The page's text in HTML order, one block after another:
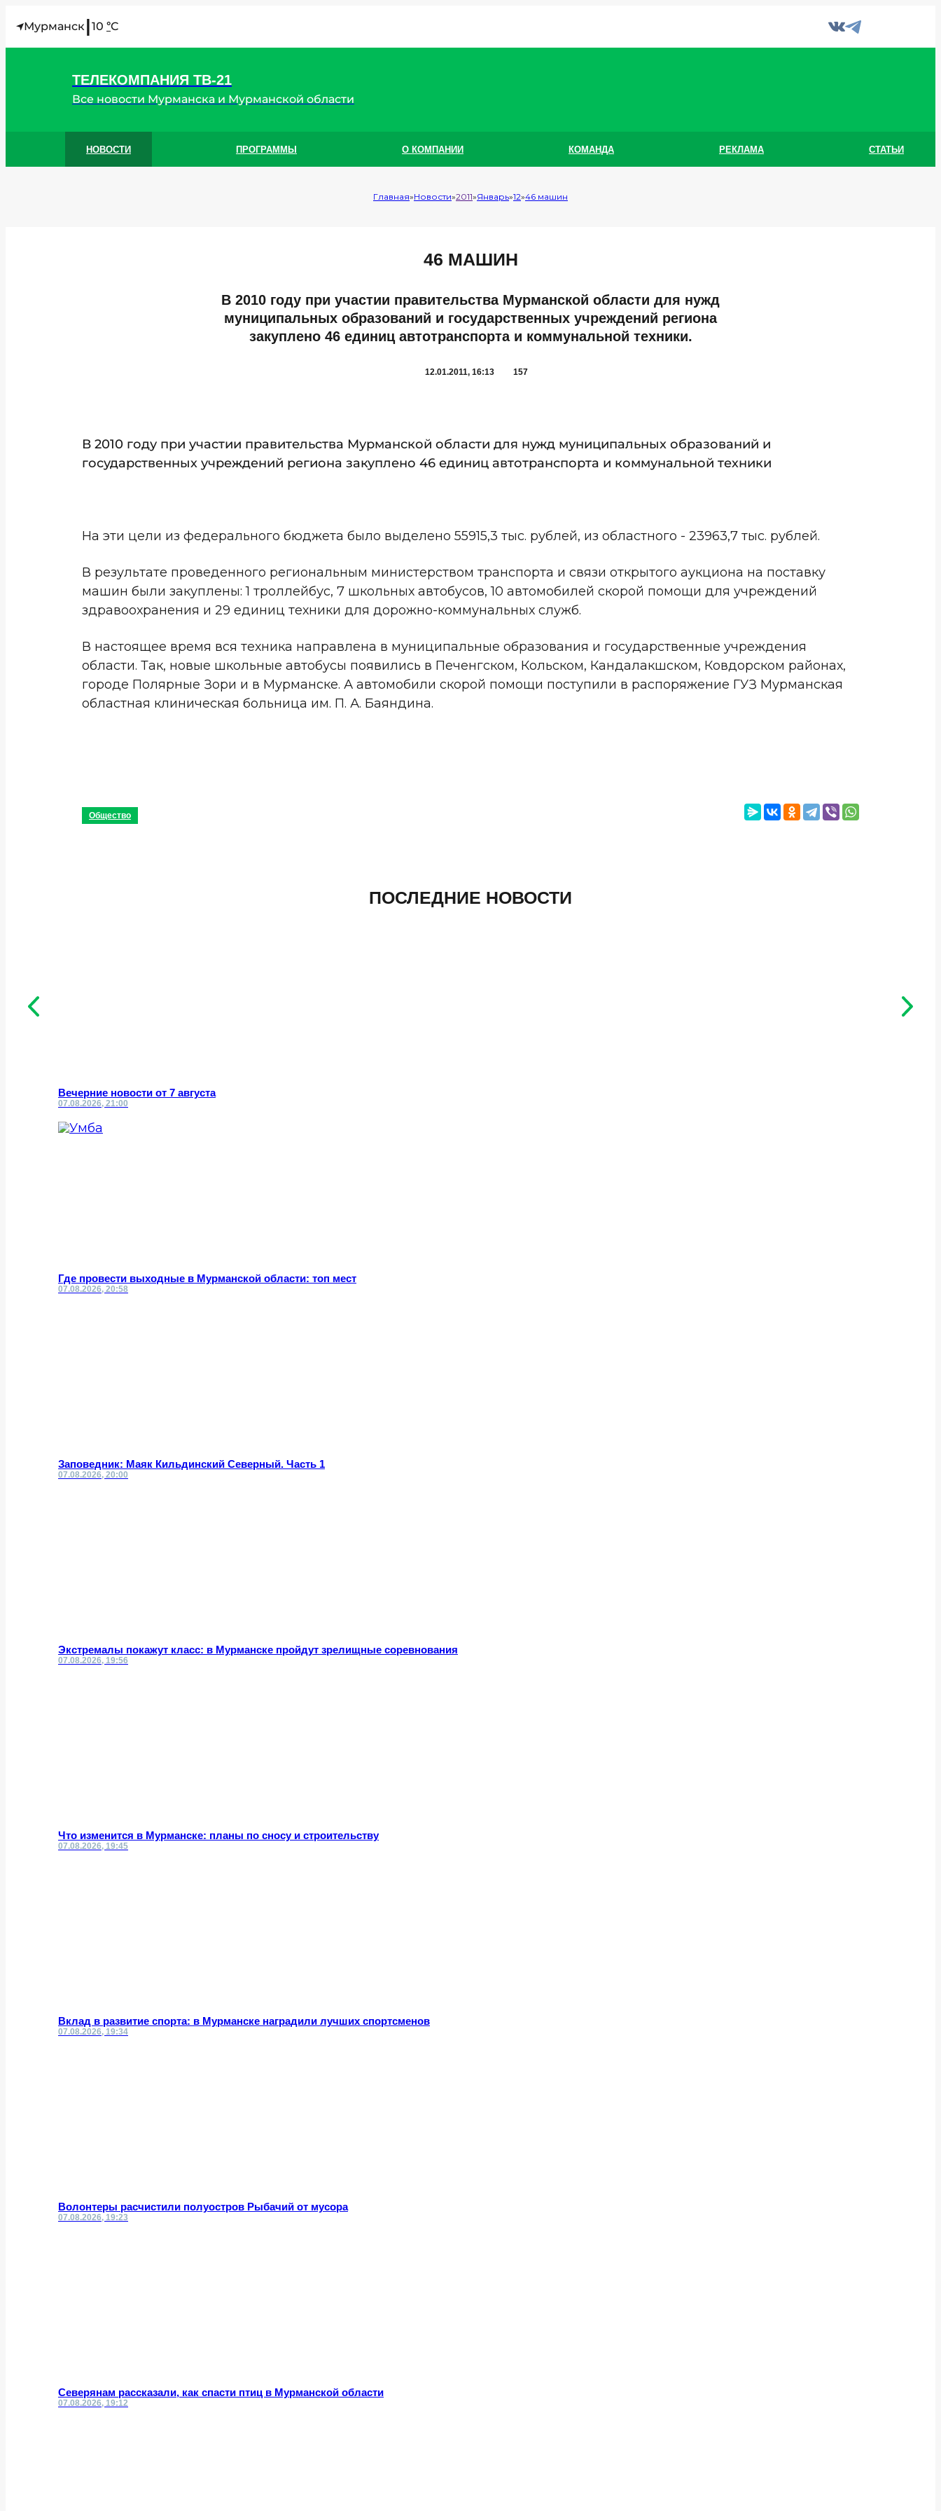
МурманскI10 °C
ТЕЛЕКОМПАНИЯ ТВ-21
Все новости Мурманска и Мурманской области
НОВОСТИ ПРОГРАММЫ О КОМПАНИИ КОМАНДА РЕКЛАМА СТАТЬИ
Главная Новости 2011 Январь 12 46 машин
46 МАШИН
В 2010 году при участии правительства Мурманской области для нужд
муниципальных образований и государственных учреждений региона
закуплено 46 единиц автотранспорта и коммунальной техники.
12.01.2011, 16:13 157
В 2010 году при участии правительства Мурманской области для нужд муниципальных образований и
государственных учреждений региона закуплено 46 единиц автотранспорта и коммунальной техники
На эти цели из федерального бюджета было выделено 55915,3 тыс. рублей, из областного - 23963,7 тыс. рублей.
В результате проведенного региональным министерством транспорта и связи открытого аукциона на поставку
машин были закуплены: 1 троллейбус, 7 школьных автобусов, 10 автомобилей скорой помощи для учреждений
здравоохранения и 29 единиц техники для дорожно-коммунальных служб.
В настоящее время вся техника направлена в муниципальные образования и государственные учреждения
области. Так, новые школьные автобусы появились в Печенгском, Кольском, Кандалакшском, Ковдорском районах,
городе Полярные Зори и в Мурманске. А автомобили скорой помощи поступили в распоряжение ГУЗ Мурманская
областная клиническая больница им. П. А. Баяндина.
Общество
ПОСЛЕДНИЕ НОВОСТИ
Вечерние новости от 7 августа
07.08.2026, 21:00
Где провести выходные в Мурманской области: топ мест
07.08.2026, 20:58
Заповедник: Маяк Кильдинский Северный. Часть 1
07.08.2026, 20:00
Экстремалы покажут класс: в Мурманске пройдут зрелищные соревнования
07.08.2026, 19:56
Что изменится в Мурманске: планы по сносу и строительству
07.08.2026, 19:45
Вклад в развитие спорта: в Мурманске наградили лучших спортсменов
07.08.2026, 19:34
Волонтеры расчистили полуостров Рыбачий от мусора
07.08.2026, 19:23
Северянам рассказали, как спасти птиц в Мурманской области
07.08.2026, 19:12